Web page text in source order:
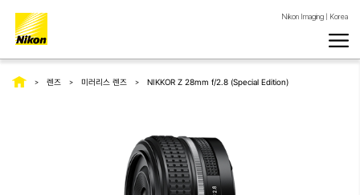
Nikon Imaging | Korea
렌즈 미러리스 렌즈 NIKKOR Z 28mm f/2.8 (Special Edition)